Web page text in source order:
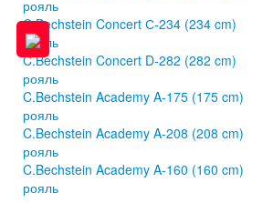
рояль
C.Bechstein Concert С-234 (234 cm)
рояль
C.Bechstein Concert D-282 (282 cm)
рояль
C.Bechstein Academy A-175 (175 cm)
рояль
C.Bechstein Academy A-208 (208 cm)
рояль
C.Bechstein Academy A-160 (160 cm)
рояль